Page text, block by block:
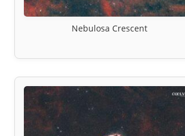
Nebulosa Crescent